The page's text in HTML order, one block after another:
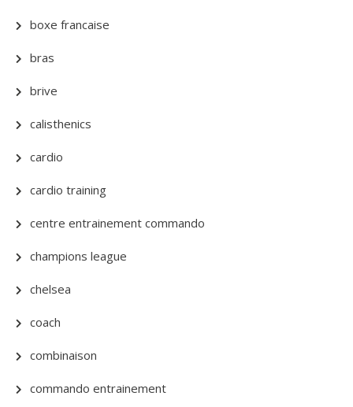
boxe francaise
bras
brive
calisthenics
cardio
cardio training
centre entrainement commando
champions league
chelsea
coach
combinaison
commando entrainement